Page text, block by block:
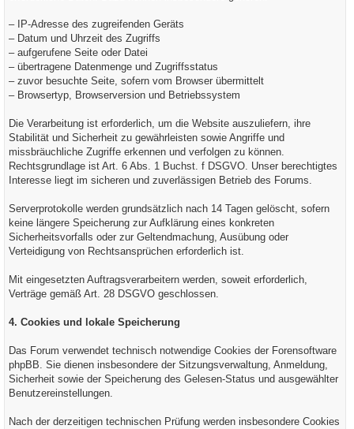
– IP-Adresse des zugreifenden Geräts
– Datum und Uhrzeit des Zugriffs
– aufgerufene Seite oder Datei
– übertragene Datenmenge und Zugriffsstatus
– zuvor besuchte Seite, sofern vom Browser übermittelt
– Browsertyp, Browserversion und Betriebssystem
Die Verarbeitung ist erforderlich, um die Website auszuliefern, ihre
Stabilität und Sicherheit zu gewährleisten sowie Angriffe und
missbräuchliche Zugriffe erkennen und verfolgen zu können.
Rechtsgrundlage ist Art. 6 Abs. 1 Buchst. f DSGVO. Unser berechtigtes
Interesse liegt im sicheren und zuverlässigen Betrieb des Forums.
Serverprotokolle werden grundsätzlich nach 14 Tagen gelöscht, sofern
keine längere Speicherung zur Aufklärung eines konkreten
Sicherheitsvorfalls oder zur Geltendmachung, Ausübung oder
Verteidigung von Rechtsansprüchen erforderlich ist.
Mit eingesetzten Auftragsverarbeitern werden, soweit erforderlich,
Verträge gemäß Art. 28 DSGVO geschlossen.
4. Cookies und lokale Speicherung
Das Forum verwendet technisch notwendige Cookies der Forensoftware
phpBB. Sie dienen insbesondere der Sitzungsverwaltung, Anmeldung,
Sicherheit sowie der Speicherung des Gelesen-Status und ausgewählter
Benutzereinstellungen.
Nach der derzeitigen technischen Prüfung werden insbesondere Cookies